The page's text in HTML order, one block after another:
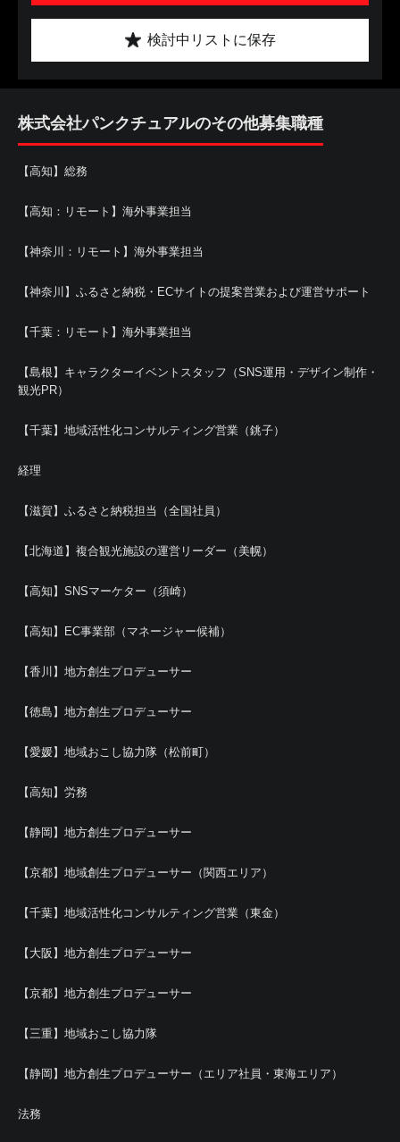
検討中リストに保存
株式会社パンクチュアルのその他募集職種
【高知】総務
【高知：リモート】海外事業担当
【神奈川：リモート】海外事業担当
【神奈川】ふるさと納税・ECサイトの提案営業および運営サポート
【千葉：リモート】海外事業担当
【島根】キャラクターイベントスタッフ（SNS運用・デザイン制作・
観光PR）
【千葉】地域活性化コンサルティング営業（銚子）
経理
【滋賀】ふるさと納税担当（全国社員）
【北海道】複合観光施設の運営リーダー（美幌）
【高知】SNSマーケター（須崎）
【高知】EC事業部（マネージャー候補）
【香川】地方創生プロデューサー
【徳島】地方創生プロデューサー
【愛媛】地域おこし協力隊（松前町）
【高知】労務
【静岡】地方創生プロデューサー
【京都】地域創生プロデューサー（関西エリア）
【千葉】地域活性化コンサルティング営業（東金）
【大阪】地方創生プロデューサー
【京都】地方創生プロデューサー
【三重】地域おこし協力隊
【静岡】地方創生プロデューサー（エリア社員・東海エリア）
法務